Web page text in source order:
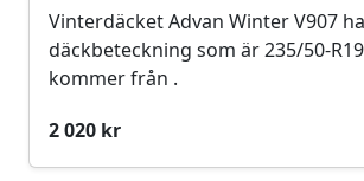
Vinterdäcket Advan Winter V907
däckbeteckning som är 235/50-
kommer från .
2 020 kr